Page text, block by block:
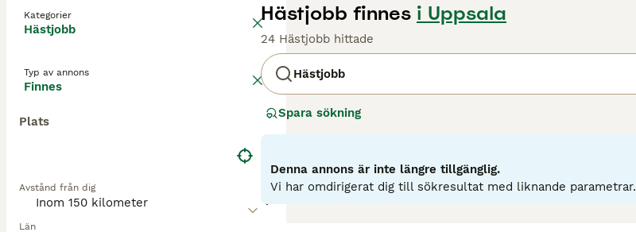
Kategorier
Hästjobb
Typ av annons
Finnes
Plats
Avstånd från dig
Län
Hästjobb finnes i Uppsala
24 Hästjobb hittade
Hästjobb
Spara sökning
Denna annons är inte längre tillgänglig.
Vi har omdirigerat dig till sökresultat med liknande parametrar.